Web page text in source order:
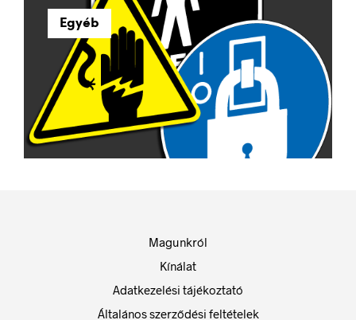
Egyéb
Magunkról
Kínálat
Adatkezelési tájékoztató
Általános szerződési feltételek